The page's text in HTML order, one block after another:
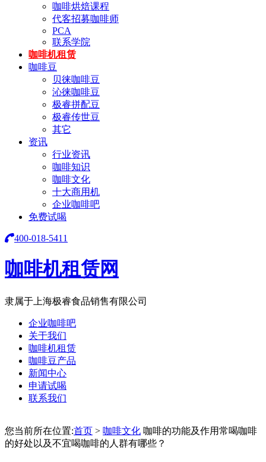
咖啡烘焙课程
代客招募咖啡师
PCA
联系学院
咖啡机租赁
咖啡豆
贝徕咖啡豆
沁徕咖啡豆
极睿拼配豆
极睿传世豆
其它
资讯
行业资讯
咖啡知识
咖啡文化
十大商用机
企业咖啡吧
免费试喝
400-018-5411
咖啡机租赁网
隶属于上海极睿食品销售有限公司
企业咖啡吧
关于我们
咖啡机租赁
咖啡豆产品
新闻中心
申请试喝
联系我们
您当前所在位置:首页 > 咖啡文化 咖啡的功能及作用常喝咖啡
的好处以及不宜喝咖啡的人群有哪些？